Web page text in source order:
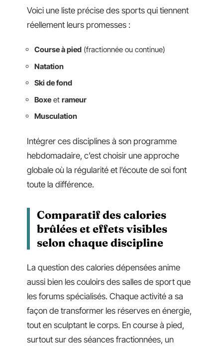
Voici une liste précise des sports qui tiennent
réellement leurs promesses :
Course à pied (fractionnée ou continue)
Natation
Ski de fond
Boxe et rameur
Musculation
Intégrer ces disciplines à son programme
hebdomadaire, c’est choisir une approche
globale où la régularité et l’écoute de soi font
toute la différence.
Comparatif des calories
brûlées et effets visibles
selon chaque discipline
La question des calories dépensées anime
aussi bien les couloirs des salles de sport que
les forums spécialisés. Chaque activité a sa
façon de transformer les réserves en énergie,
tout en sculptant le corps. En course à pied,
surtout sur des séances fractionnées, un